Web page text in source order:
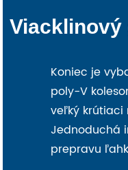
Koniec je
poly-V
veľký krútiaci
Jednoduchá
prepravu